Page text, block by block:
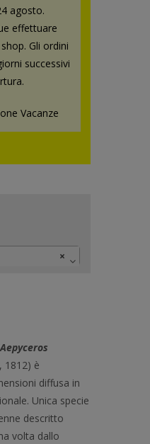
agosto.
effettuare
Gli ordini
successivi
Vacanze
×
Aepyceros
, 1812) è
diffusa in
. Unica specie
descritto
volta dallo